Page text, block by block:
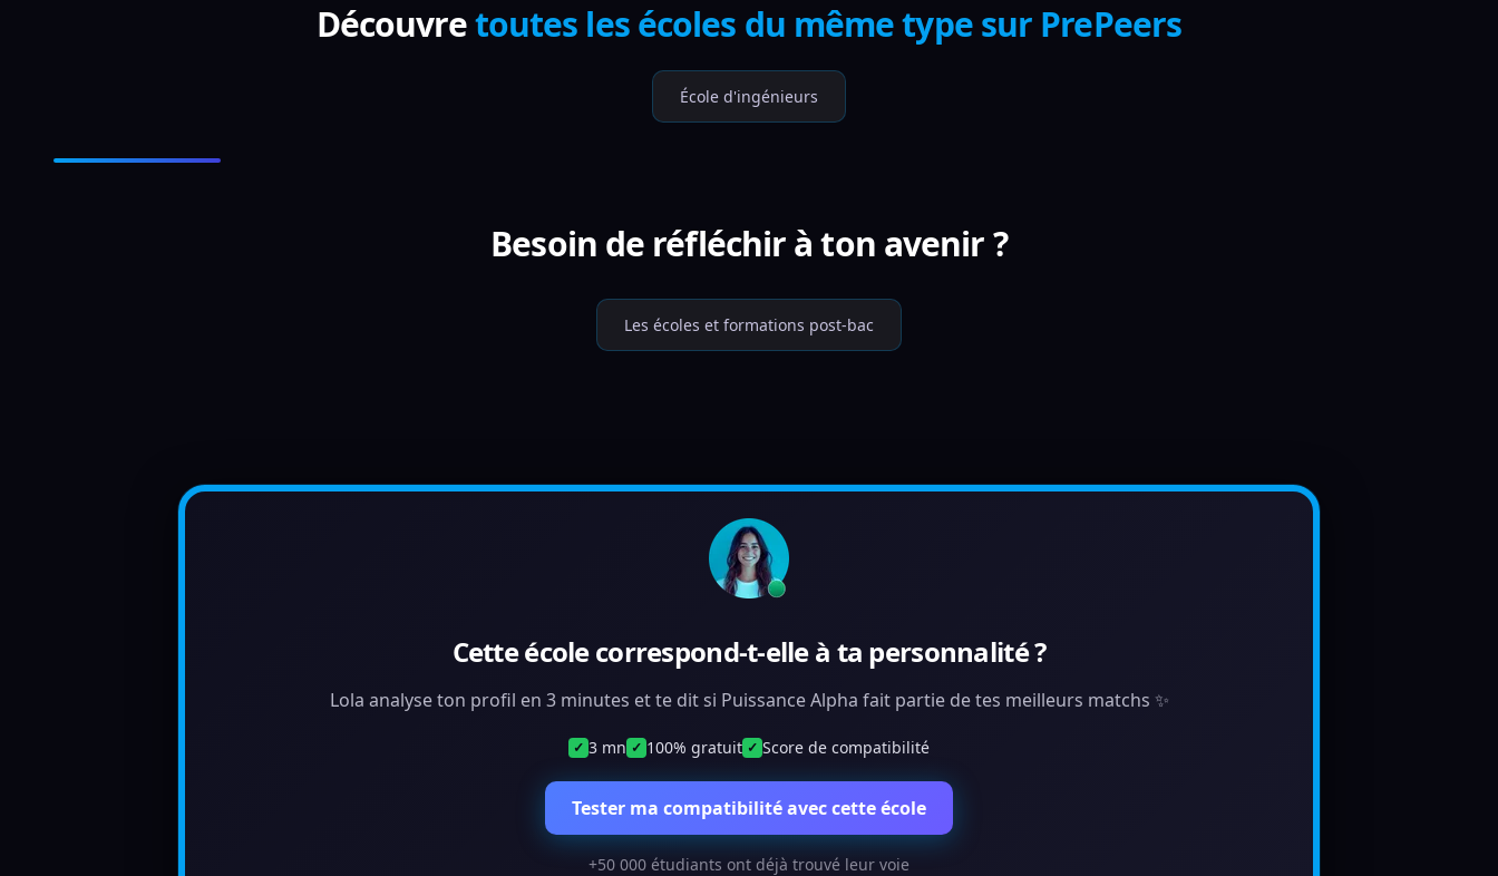
Découvretoutes les écoles du même type sur PrePeers
École d'ingénieurs
Besoin de réfléchir à ton avenir ?
Les écoles et formations post-bac
Cette école correspond-t-elle à ta personnalité ?
Lola analyse ton profil en 3 minutes et te dit si Puissance Alpha fait partie de tes meilleurs matchs ✨
✓ 3 mn ✓ 100% gratuit ✓ Score de compatibilité
Tester ma compatibilité avec cette école
+50 000 étudiants ont déjà trouvé leur voie